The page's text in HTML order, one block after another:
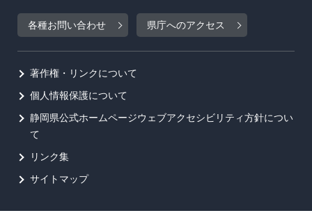
各種お問い合わせ 県庁へのアクセス
著作権・リンクについて
個人情報保護について
静岡県公式ホームページウェブアクセシビリティ方針につい
て
リンク集
サイトマップ